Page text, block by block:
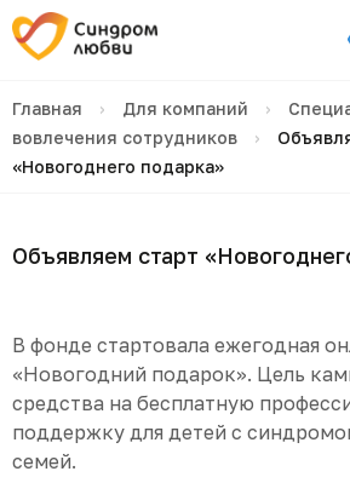
Главная › Для компаний ›
вовлечения сотрудников
›
«Новогоднего подарка»
Объявляем старт
В фонде стартовала ежегодная
«Новогодний подарок». Цель
средства на бесплатную
поддержку для детей с
семей.